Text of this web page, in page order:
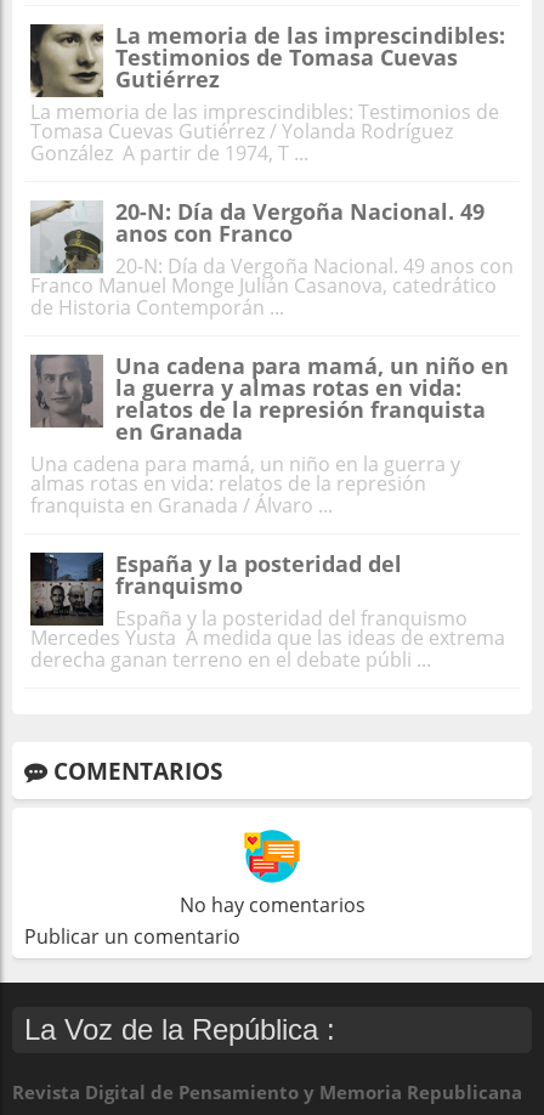
La memoria de las imprescindibles:
Testimonios de Tomasa Cuevas
Gutiérrez
La memoria de las imprescindibles: Testimonios de
Tomasa Cuevas Gutiérrez / Yolanda Rodríguez
González A partir de 1974, T ...
20-N: Día da Vergoña Nacional. 49
anos con Franco
20-N: Día da Vergoña Nacional. 49 anos con
Franco Manuel Monge Julián Casanova, catedrático
de Historia Contemporán ...
Una cadena para mamá, un niño en
la guerra y almas rotas en vida:
relatos de la represión franquista
en Granada
Una cadena para mamá, un niño en la guerra y
almas rotas en vida: relatos de la represión
franquista en Granada / Álvaro ...
España y la posteridad del
franquismo
España y la posteridad del franquismo
Mercedes Yusta A medida que las ideas de extrema
derecha ganan terreno en el debate públi ...
COMENTARIOS
No hay comentarios
Publicar un comentario
La Voz de la República :
Revista Digital de Pensamiento y Memoria Republicana